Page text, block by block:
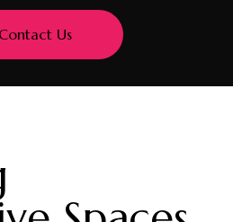
Contact Us